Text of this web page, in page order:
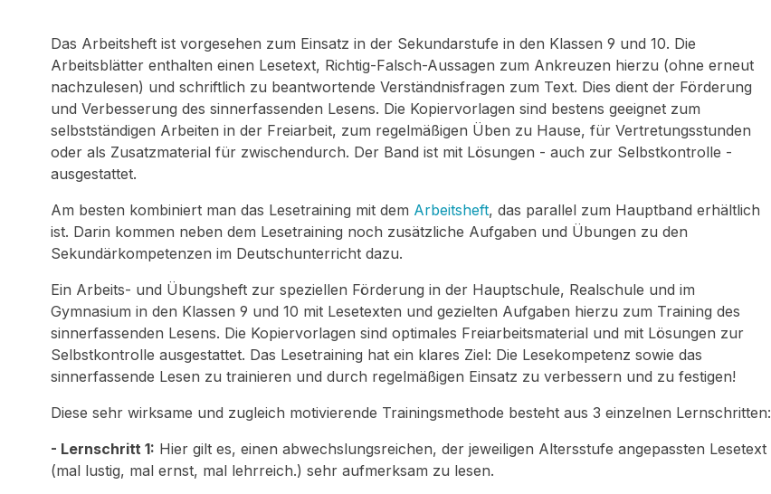
Das Arbeitsheft ist vorgesehen zum Einsatz in der Sekundarstufe in den Klassen 9 und 10. Die
Arbeitsblätter enthalten einen Lesetext, Richtig-Falsch-Aussagen zum Ankreuzen hierzu (ohne erneut
nachzulesen) und schriftlich zu beantwortende Verständnisfragen zum Text. Dies dient der Förderung
und Verbesserung des sinnerfassenden Lesens. Die Kopiervorlagen sind bestens geeignet zum
selbstständigen Arbeiten in der Freiarbeit, zum regelmäßigen Üben zu Hause, für Vertretungsstunden
oder als Zusatzmaterial für zwischendurch. Der Band ist mit Lösungen - auch zur Selbstkontrolle -
ausgestattet.
Am besten kombiniert man das Lesetraining mit dem Arbeitsheft, das parallel zum Hauptband erhältlich
ist. Darin kommen neben dem Lesetraining noch zusätzliche Aufgaben und Übungen zu den
Sekundärkompetenzen im Deutschunterricht dazu.
Ein Arbeits- und Übungsheft zur speziellen Förderung in der Hauptschule, Realschule und im
Gymnasium in den Klassen 9 und 10 mit Lesetexten und gezielten Aufgaben hierzu zum Training des
sinnerfassenden Lesens. Die Kopiervorlagen sind optimales Freiarbeitsmaterial und mit Lösungen zur
Selbstkontrolle ausgestattet. Das Lesetraining hat ein klares Ziel: Die Lesekompetenz sowie das
sinnerfassende Lesen zu trainieren und durch regelmäßigen Einsatz zu verbessern und zu festigen!
Diese sehr wirksame und zugleich motivierende Trainingsmethode besteht aus 3 einzelnen Lernschritten:
- Lernschritt 1: Hier gilt es, einen abwechslungsreichen, der jeweiligen Altersstufe angepassten Lesetext
(mal lustig, mal ernst, mal lehrreich.) sehr aufmerksam zu lesen.